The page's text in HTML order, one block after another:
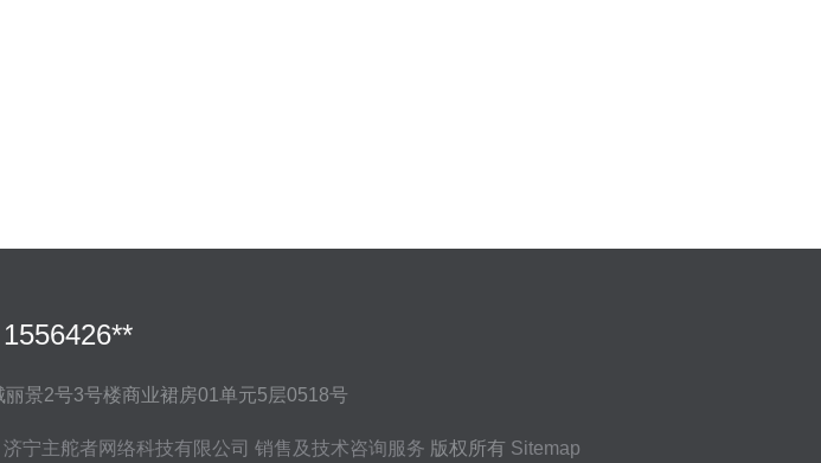
景2号3号楼商业裙房01单元5层0518号
济宁主舵者网络科技有限公司 销售及技术咨询服务 版权所有 Sitemap